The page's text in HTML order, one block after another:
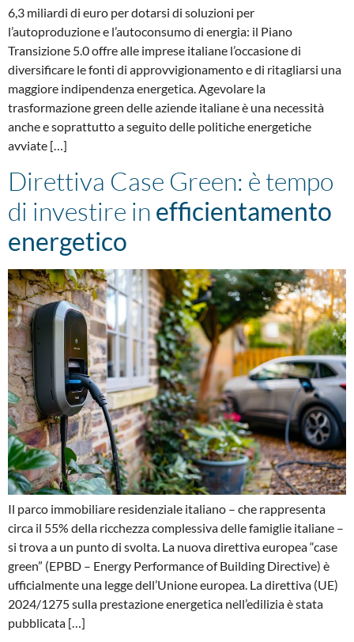
6,3 miliardi di euro per dotarsi di soluzioni per
l’autoproduzione e l’autoconsumo di energia: il Piano
Transizione 5.0 offre alle imprese italiane l’occasione di
diversificare le fonti di approvvigionamento e di ritagliarsi una
maggiore indipendenza energetica. Agevolare la
trasformazione green delle aziende italiane è una necessità
anche e soprattutto a seguito delle politiche energetiche
avviate […]
Direttiva Case Green: è tempo
di investire in efficientamento
energetico
Il parco immobiliare residenziale italiano – che rappresenta
circa il 55% della ricchezza complessiva delle famiglie italiane –
si trova a un punto di svolta. La nuova direttiva europea “case
green” (EPBD – Energy Performance of Building Directive) è
ufficialmente una legge dell’Unione europea. La direttiva (UE)
2024/1275 sulla prestazione energetica nell’edilizia è stata
pubblicata […]